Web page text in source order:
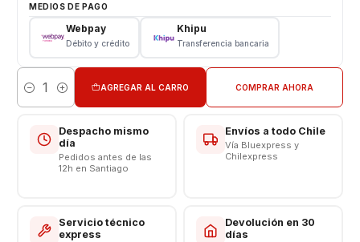
Modelo: Iphone Iphone 6S Plus
CONSULTE POR INSTALACION EN TIENDA
MEDIOS DE PAGO
Webpay
Débito y crédito
Khipu
Transferencia bancaria
Cantidad
AGREGAR AL CARRO COMPRAR AHORA
Despacho mismo
día
Pedidos antes de las
12h en Santiago
Envíos a todo Chile
Vía Bluexpress y
Chilexpress
Servicio técnico
express
Devolución en 30
días